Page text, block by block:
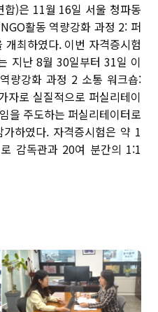
합)은 11월 16일 서울 청파동
활동 역량강화 과정 2: 퍼
개최하였다. 이번 자격증시험
지난 8월 30일부터 31일 이
량강화 과정 2 소통 워크숍:
자로 실질적으로 퍼실리테이
을 주도하는 퍼실리테이터로
하였다. 자격증시험은 약 1
감독관과 20여 분간의 1:1